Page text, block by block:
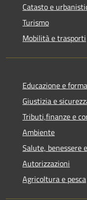
Catasto e
Turismo
Mobilità e trasporti
Educazione e
Giustizia e
Tributi,finanze e
Ambiente
Salute, benessere
Autorizzazioni
Agricoltura e pesca